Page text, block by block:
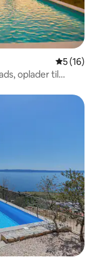
5 ud af 5 i
5 (16)
oplader til